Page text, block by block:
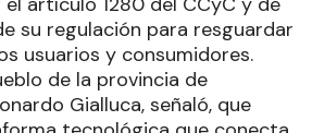
su regulación para resguardar
usuarios y consumidores.
de la provincia de
Gialluca, señaló, que